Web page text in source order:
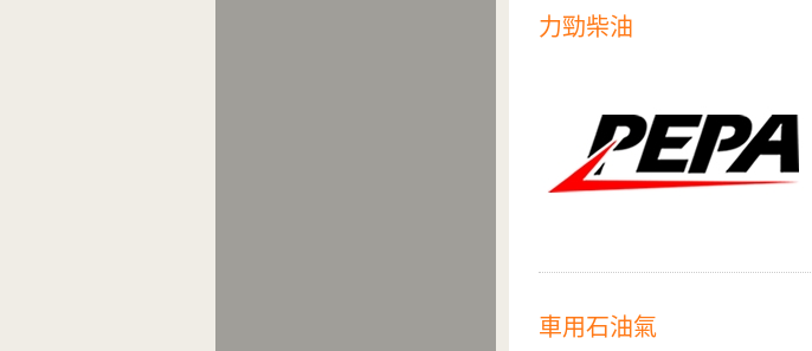
力勁柴油
車用石油氣